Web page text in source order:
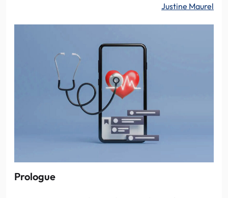
Justine Maurel
Prologue